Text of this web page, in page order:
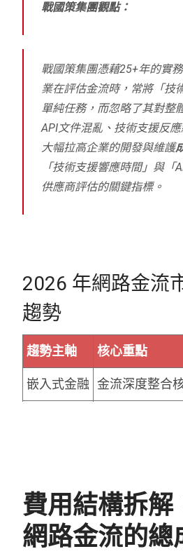
戰國策集團觀點：
戰國策集團憑藉25+年的實
業在評估金流時，常將「技
單純任務，而忽略了其對整
API文件混亂、技術支援反
大幅拉高企業的開發與維護
「技術支援響應時間」與「
供應商評估的關鍵指標。
2026 年網路金流
趨勢
趨勢主軸 核心重點
嵌入式金融 金流深度整合
費用結構拆解
網路金流的總